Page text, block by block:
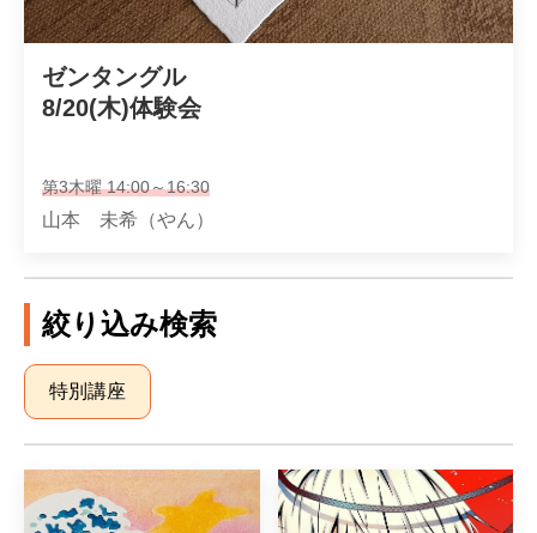
ゼンタングル
8/20(木)体験会
第3木曜 14:00～16:30
山本 未希（やん）
絞り込み検索
特別講座